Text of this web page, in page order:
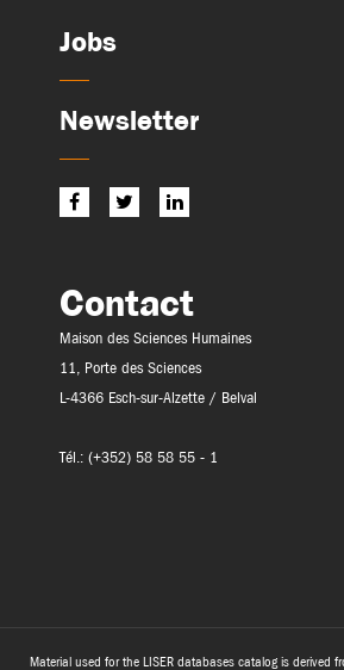
Jobs
Newsletter
Contact
Maison des Sciences Humaines
11, Porte des Sciences
L-4366 Esch-sur-Alzette / Belval
Tél.: (+352) 58 58 55 - 1
Material used for the LISER databases catalog is derived